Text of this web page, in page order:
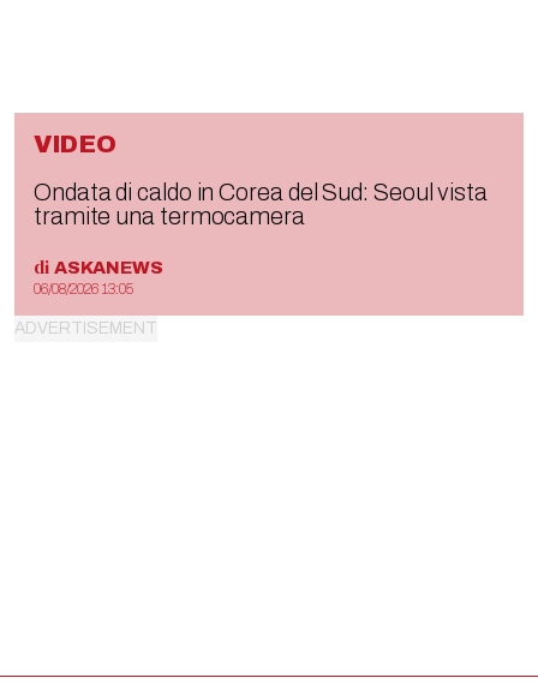
VIDEO
Ondata di caldo in Corea del Sud: Seoul vista
tramite una termocamera
di ASKANEWS
06/08/2026 13:05